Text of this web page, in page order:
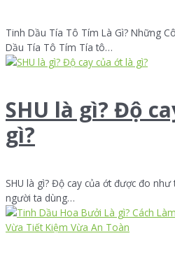
Tinh Dầu Tía Tô Tím Là Gì? Những
Dầu Tía Tô Tím Tía tô…
SHU là gì? Độ
gì?
SHU là gì? Độ cay của ớt được đo
người ta dùng…